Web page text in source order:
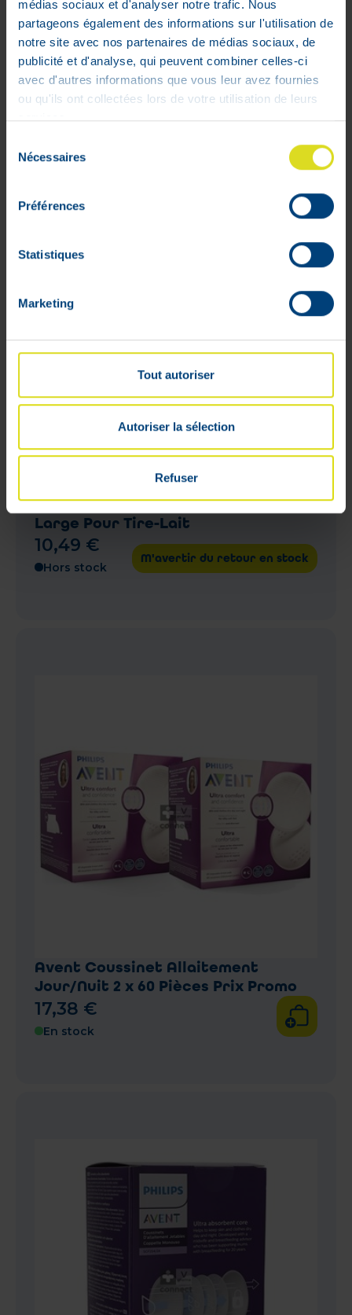
médias sociaux et d'analyser notre trafic. Nous
partageons également des informations sur l'utilisation de
notre site avec nos partenaires de médias sociaux, de
publicité et d'analyse, qui peuvent combiner celles-ci
avec d'autres informations que vous leur avez fournies
ou qu'ils ont collectées lors de votre utilisation de leurs
services.
Nécessaires
Préférences
Statistiques
Marketing
Tout autoriser
Autoriser la sélection
Refuser
Avent Brosse Goupillon Pour
Biberon
9 ,59€
Stock faible
Avent Coussin Masseur Embout
Large Pour Tire-Lait
10,49 €
Hors stock
M'avertir du retour en stock
Avent Coussinet Allaitement
Jour/Nuit 2 x 60 Pièces Prix Promo
17,38 €
En stock